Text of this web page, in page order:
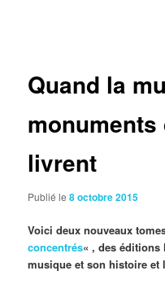
Quand la
monuments
livrent
Publié le8 octobre 2015
Voici deux nouveaux
concentrés« , des éditions
musique et son histoire et